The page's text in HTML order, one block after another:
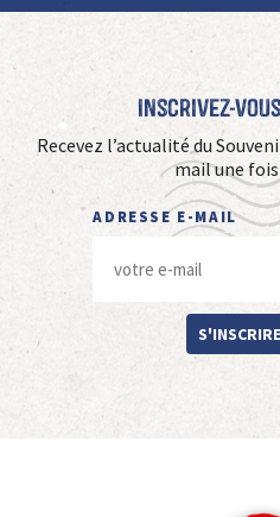
Inscrivez-
Recevez l’actualité du
mail une
ADRESSE E-MAIL
S'INSCRIRE